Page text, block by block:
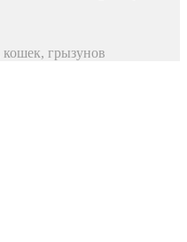
кошек, грызунов